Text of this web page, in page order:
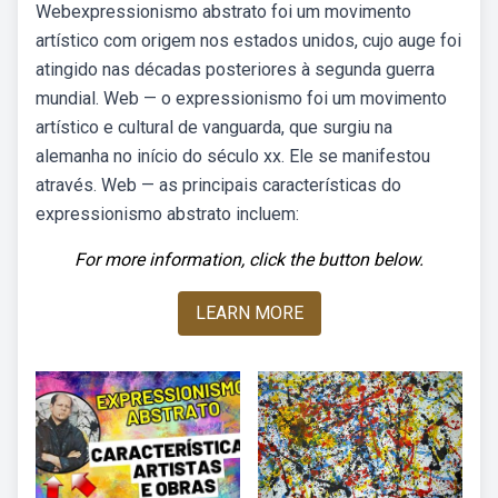
Webexpressionismo abstrato foi um movimento
artístico com origem nos estados unidos, cujo auge foi
atingido nas décadas posteriores à segunda guerra
mundial. Web — o expressionismo foi um movimento
artístico e cultural de vanguarda, que surgiu na
alemanha no início do século xx. Ele se manifestou
através. Web — as principais características do
expressionismo abstrato incluem:
For more information, click the button below.
LEARN MORE